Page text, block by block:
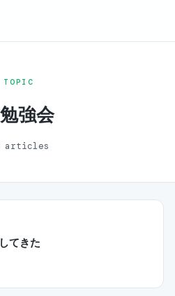
TOPIC
強会
articles
てきた